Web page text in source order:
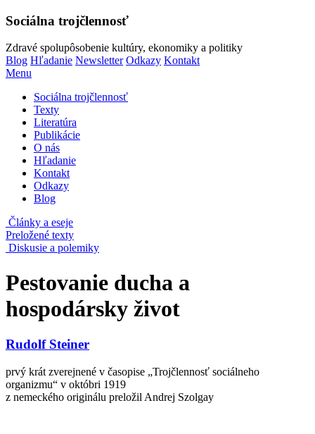
Sociálna trojčlennosť
Zdravé spolupôsobenie kultúry, ekonomiky a politiky
Blog Hľadanie Newsletter Odkazy Kontakt
Menu
Sociálna trojčlennosť
Texty
Literatúra
Publikácie
O nás
Hľadanie
Kontakt
Odkazy
Blog
Články a eseje
Preložené texty
Diskusie a polemiky
Pestovanie ducha a
hospodársky život
Rudolf Steiner
prvý krát zverejnené v časopise „Trojčlennosť sociálneho
organizmu“ v októbri 1919
z nemeckého originálu preložil Andrej Szolgay